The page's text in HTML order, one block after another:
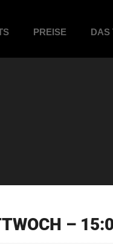
PREISE DAS
–